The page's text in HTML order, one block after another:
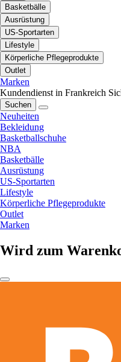
Basketbälle
Ausrüstung
US-Sportarten
Lifestyle
Körperliche Pflegeprodukte
Outlet
Marken
Kundendienst in Frankreich
Suchen
Neuheiten
Bekleidung
Basketballschuhe
NBA
Basketbälle
Ausrüstung
US-Sportarten
Lifestyle
Körperliche Pflegeprodukte
Outlet
Marken
Wird zum